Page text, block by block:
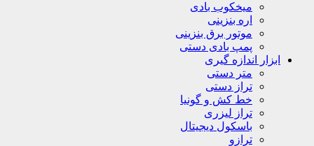
میخکوب بادی
اره بنزینی
موتور برق بنزینی
پمپ بادی دستی
ابزار اندازه گیری
متر دستی
تراز دستی
خط کش و گونیا
تراز لیزری
باسکول دیجیتال
ترازو